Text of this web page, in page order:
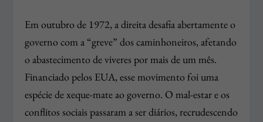
Em outubro de 1972, a direita desafia abertamente o
governo com a “greve” dos caminhoneiros, afetando
o abastecimento de viveres por mais de um mês.
Financiado pelos EUA, esse movimento foi uma
espécie de xeque-mate ao governo. O mal-estar e os
conflitos sociais passaram a ser diários, recrudescendo